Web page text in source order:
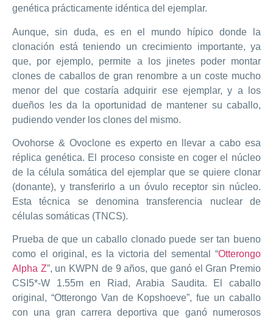
genética prácticamente idéntica del ejemplar.
Aunque, sin duda, es en el mundo hípico donde la
clonación está teniendo un crecimiento importante, ya
que, por ejemplo, permite a los jinetes poder montar
clones de caballos de gran renombre a un coste mucho
menor del que costaría adquirir ese ejemplar, y a los
dueños les da la oportunidad de mantener su caballo,
pudiendo vender los clones del mismo.
Ovohorse & Ovoclone es experto en llevar a cabo esa
réplica genética. El proceso consiste en coger el núcleo
de la célula somática del ejemplar que se quiere clonar
(donante), y transferirlo a un óvulo receptor sin núcleo.
Esta técnica se denomina transferencia nuclear de
células somáticas (TNCS).
Prueba de que un caballo clonado puede ser tan bueno
como el original, es la victoria del semental “Otterongo
Alpha Z”, un KWPN de 9 años, que ganó el Gran Premio
CSI5*-W 1.55m en Riad, Arabia Saudita. El caballo
original, “Otterongo Van de Kopshoeve”, fue un caballo
con una gran carrera deportiva que ganó numerosos